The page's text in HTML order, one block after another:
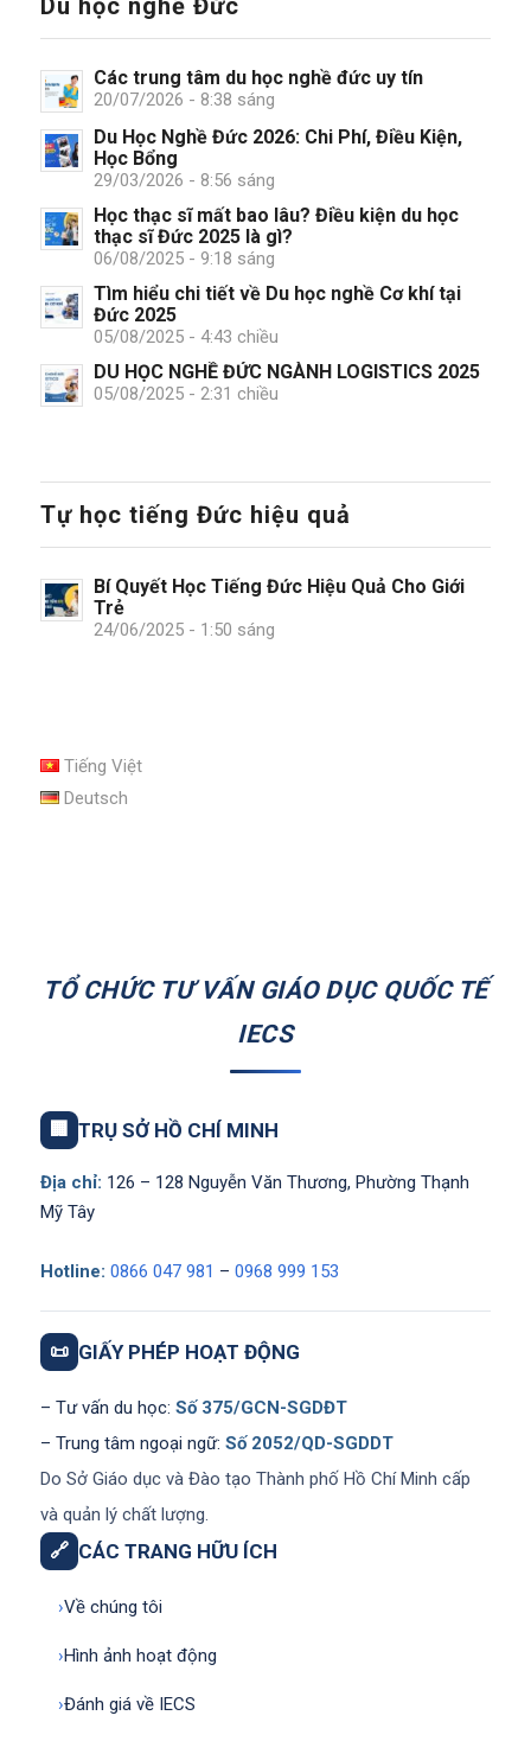
Các trung tâm du học nghề đức uy tín
20/07/2026 - 8:38 sáng
Du Học Nghề Đức 2026: Chi Phí, Điều Kiện,
Học Bổng
29/03/2026 - 8:56 sáng
Học thạc sĩ mất bao lâu? Điều kiện du học
thạc sĩ Đức 2025 là gì?
06/08/2025 - 9:18 sáng
Tìm hiểu chi tiết về Du học nghề Cơ khí tại
Đức 2025
05/08/2025 - 4:43 chiều
DU HỌC NGHỀ ĐỨC NGÀNH LOGISTICS 2025
05/08/2025 - 2:31 chiều
Tự học tiếng Đức hiệu quả
Bí Quyết Học Tiếng Đức Hiệu Quả Cho Giới
Trẻ
24/06/2025 - 1:50 sáng
Tiếng Việt
Deutsch
TỔ CHỨC TƯ VẤN GIÁO DỤC QUỐC TẾ
IECS
🏢 TRỤ SỞ HỒ CHÍ MINH
Địa chỉ: 126 – 128 Nguyễn Văn Thương, Phường Thạnh
Mỹ Tây
Hotline: 0866 047 981 – 0968 999 153
📜 GIẤY PHÉP HOẠT ĐỘNG
– Tư vấn du học: Số 375/GCN-SGDĐT
– Trung tâm ngoại ngữ: Số 2052/QD-SGDDT
Do Sở Giáo dục và Đào tạo Thành phố Hồ Chí Minh cấp
và quản lý chất lượng.
🔗 CÁC TRANG HỮU ÍCH
›Về chúng tôi
›Hình ảnh hoạt động
›Đánh giá về IECS